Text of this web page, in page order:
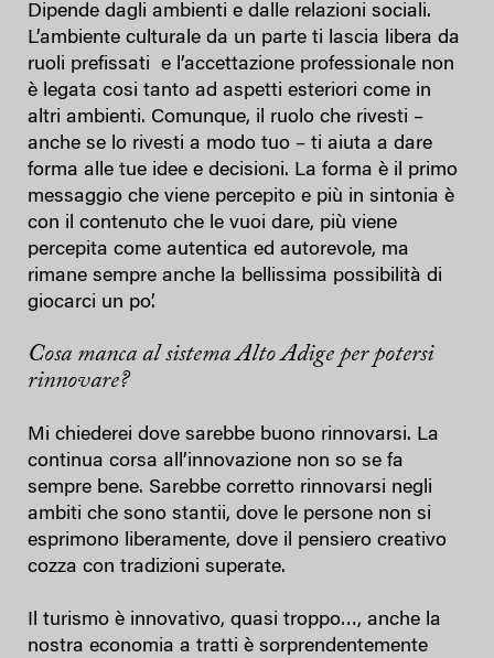
Dipende dagli ambienti e dalle relazioni sociali.
L’ambiente culturale da un parte ti lascia libera da
ruoli prefissati e l’accettazione professionale non
è legata cosi tanto ad aspetti esteriori come in
altri ambienti. Comunque, il ruolo che rivesti –
anche se lo rivesti a modo tuo – ti aiuta a dare
forma alle tue idee e decisioni. La forma è il primo
messaggio che viene percepito e più in sintonia è
con il contenuto che le vuoi dare, più viene
percepita come autentica ed autorevole, ma
rimane sempre anche la bellissima possibilità di
giocarci un po’.
Cosa manca al sistema Alto Adige per potersi
rinnovare?
Mi chiederei dove sarebbe buono rinnovarsi. La
continua corsa all’innovazione non so se fa
sempre bene. Sarebbe corretto rinnovarsi negli
ambiti che sono stantii, dove le persone non si
esprimono liberamente, dove il pensiero creativo
cozza con tradizioni superate.
Il turismo è innovativo, quasi troppo…, anche la
nostra economia a tratti è sorprendentemente